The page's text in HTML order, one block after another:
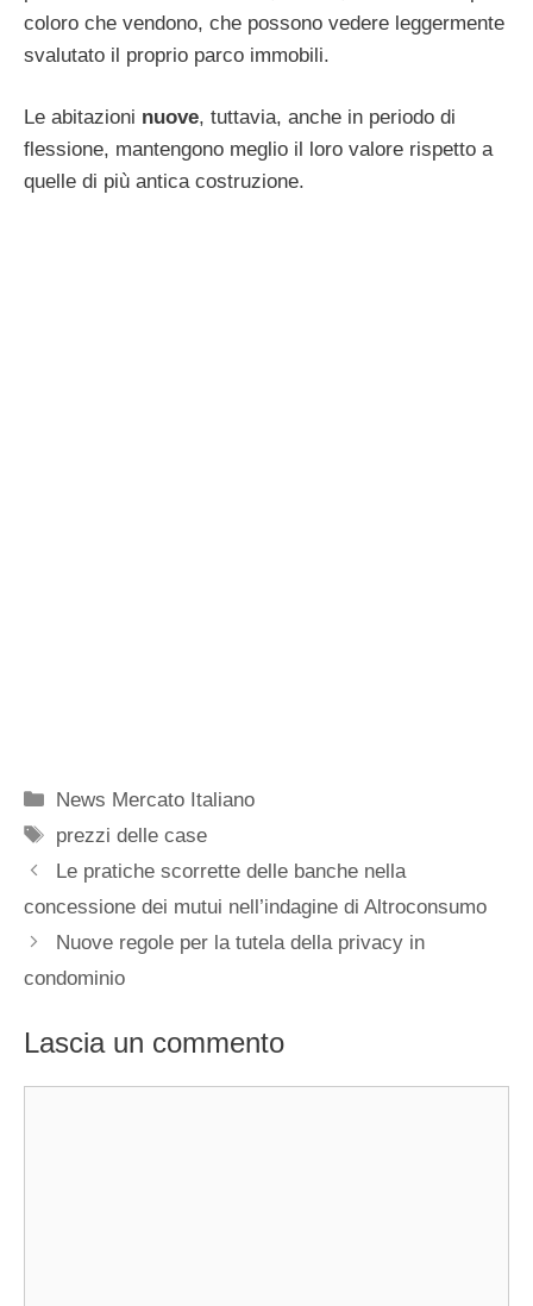
coloro che vendono, che possono vedere leggermente
svalutato il proprio parco immobili.
Le abitazioni nuove, tuttavia, anche in periodo di
flessione, mantengono meglio il loro valore rispetto a
quelle di più antica costruzione.
Categorie
News Mercato Italiano
Tag
prezzi delle case
Le pratiche scorrette delle banche nella
concessione dei mutui nell’indagine di Altroconsumo
Nuove regole per la tutela della privacy in
condominio
Lascia un commento